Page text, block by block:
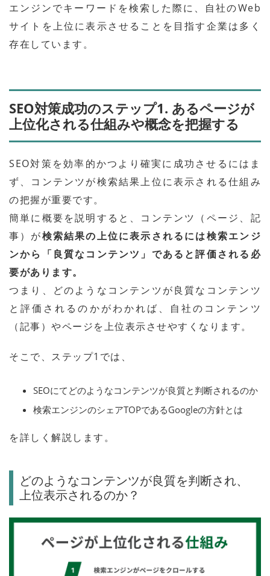
エンジンでキーワードを検索した際に、自社のWeb
サイトを上位に表示させることを目指す企業は多く
存在しています。
SEO対策成功のステップ1. あるページが
上位化される仕組みや概念を把握する
SEO対策を効率的かつより確実に成功させるにはま
ず、コンテンツが検索結果上位に表示される仕組み
の把握が重要です。
簡単に概要を説明すると、コンテンツ（ページ、記
事）が検索結果の上位に表示されるには検索エンジ
ンから「良質なコンテンツ」であると評価される必
要があります。
つまり、どのようなコンテンツが良質なコンテンツ
と評価されるのかがわかれば、自社のコンテンツ
（記事）やページを上位表示させやすくなります。
そこで、ステップ1では、
SEOにてどのようなコンテンツが良質と判断されるのか
検索エンジンのシェアTOPであるGoogleの方針とは
を詳しく解説します。
どのようなコンテンツが良質を判断され、
上位表示されるのか？